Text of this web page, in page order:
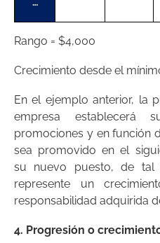
Rango = $4,000
Crecimiento desde el
En el ejemplo anterior, la
empresa
promociones y en función
sea promovido en el
su nuevo puesto, de tal
represente un
responsabilidad adquirida
4. Progresión o